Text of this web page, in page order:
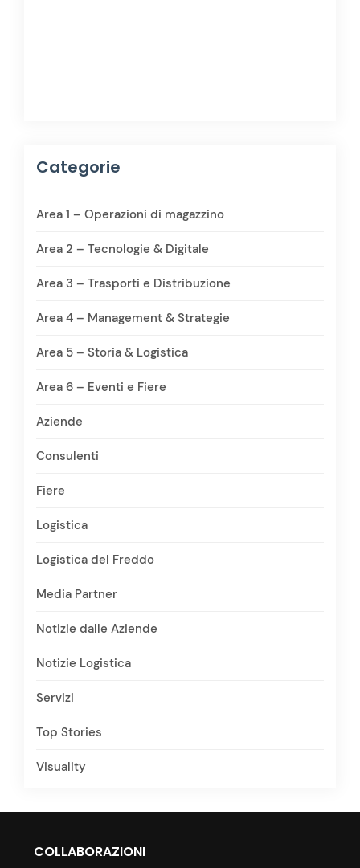
Categorie
Area 1 – Operazioni di magazzino
Area 2 – Tecnologie & Digitale
Area 3 – Trasporti e Distribuzione
Area 4 – Management & Strategie
Area 5 – Storia & Logistica
Area 6 – Eventi e Fiere
Aziende
Consulenti
Fiere
Logistica
Logistica del Freddo
Media Partner
Notizie dalle Aziende
Notizie Logistica
Servizi
Top Stories
Visuality
COLLABORAZIONI